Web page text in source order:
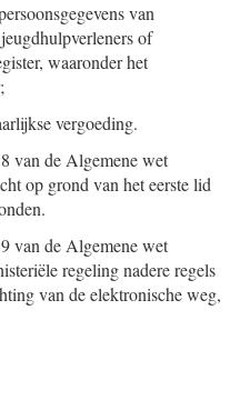
van
of
waaronder het
vergoeding.
van de Algemene wet
op grond van het eerste lid
van de Algemene wet
regeling nadere regels
van de elektronische weg,